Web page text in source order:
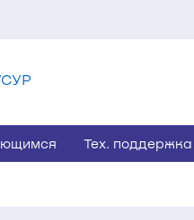
Тех. поддержка